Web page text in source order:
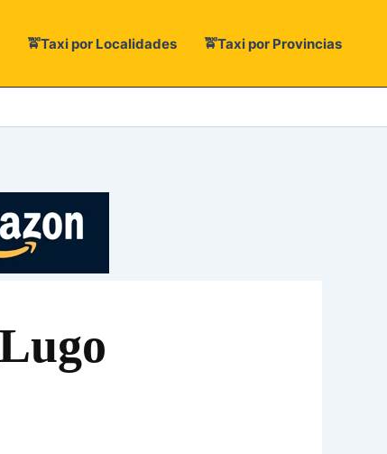
🚖Taxi por Localidades 🚖Taxi por Provincias